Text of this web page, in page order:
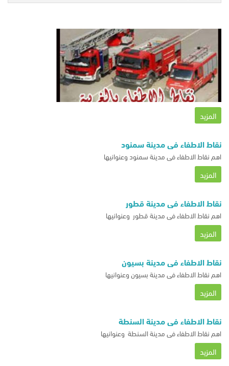
المزيد
نقاط الاطفاء فى مدينة سمنود
اهم نقاط الاطفاء فى مدينة سمنود وعنوانيها
المزيد
نقاط الاطفاء فى مدينة قطور
اهم نقاط الاطفاء فى مدينة قطور وعنوانيها
المزيد
نقاط الاطفاء فى مدينة بسيون
اهم نقاط الاطفاء فى مدينة بسيون وعنوانيها
المزيد
نقاط الاطفاء فى مدينة السنطة
اهم نقاط الاطفاء فى مدينة السنطة وعنوانيها
المزيد